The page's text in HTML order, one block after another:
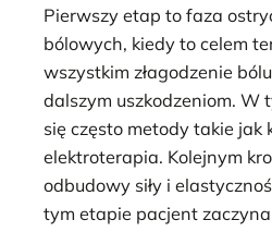
Pierwszy etap to faza
bólowych, kiedy to celem
wszystkim złagodzenie
dalszym uszkodzeniom. W
się często metody takie jak
elektroterapia. Kolejnym
odbudowy siły i
tym etapie pacjent